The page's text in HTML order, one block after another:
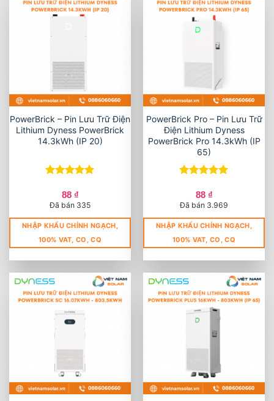
PowerBrick – Pin Lưu Trữ Điện
Lithium Dyness PowerBrick
14.3kWh (IP 20)
hạng5 5
sao
88 ₫
Đã bán 335
NHẬP KHẨU CHÍNH NGẠCH,
100% VAT, CO, CQ
PowerBrick Pro – Pin Lưu Trữ
Điện Lithium Dyness
PowerBrick Pro 14.3kWh (IP
65)
hạng5 5
sao
88 ₫
Đã bán 3.969
NHẬP KHẨU CHÍNH NGẠCH,
100% VAT, CO, CQ